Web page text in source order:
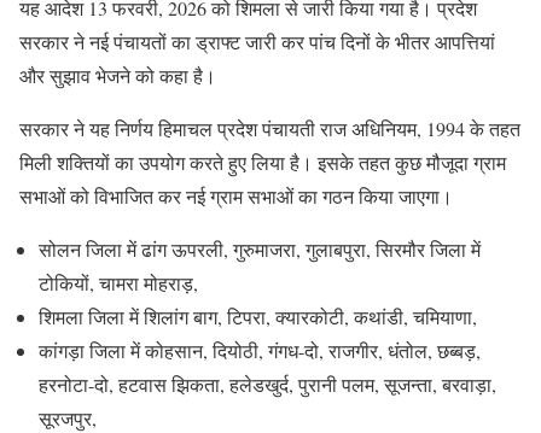
यह आदेश 13 फरवरी, 2026 को शिमला से जारी किया गया है। प्रदेश
सरकार ने नई पंचायतों का ड्राफ्ट जारी कर पांच दिनों के भीतर आपत्तियां
और सुझाव भेजने को कहा है।
सरकार ने यह निर्णय हिमाचल प्रदेश पंचायती राज अधिनियम, 1994 के तहत
मिली शक्तियों का उपयोग करते हुए लिया है। इसके तहत कुछ मौजूदा ग्राम
सभाओं को विभाजित कर नई ग्राम सभाओं का गठन किया जाएगा।
सोलन जिला में ढांग ऊपरली, गुरुमाजरा, गुलाबपुरा, सिरमौर जिला में
टोकियों, चामरा मोहराड़,
शिमला जिला में शिलांग बाग, टिपरा, क्यारकोटी, कथांडी, चमियाणा,
कांगड़ा जिला में कोहसान, दियोठी, गंगध-दो, राजगीर, धंतोल, छब्बड़,
हरनोटा-दो, हटवास झिकता, हलेडखुर्द, पुरानी पलम, सूजन्ता, बरवाड़ा,
सूरजपुर,